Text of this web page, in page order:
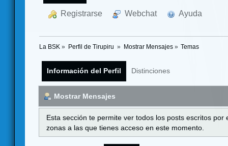
Registrarse Webchat Ayuda
La BSK » Perfil de Tirupiru » Mostrar Mensajes» Temas
Información del Perfil Distinciones
Mostrar Mensajes
Esta sección te permite ver todos los posts escritos
zonas a las que tienes acceso en este momento.